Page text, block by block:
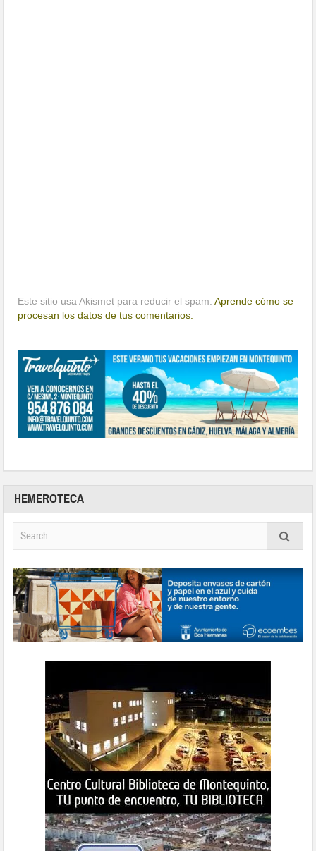
Este sitio usa Akismet para reducir el spam.Aprende cómo se
procesan los datos de tus comentarios.
HEMEROTECA